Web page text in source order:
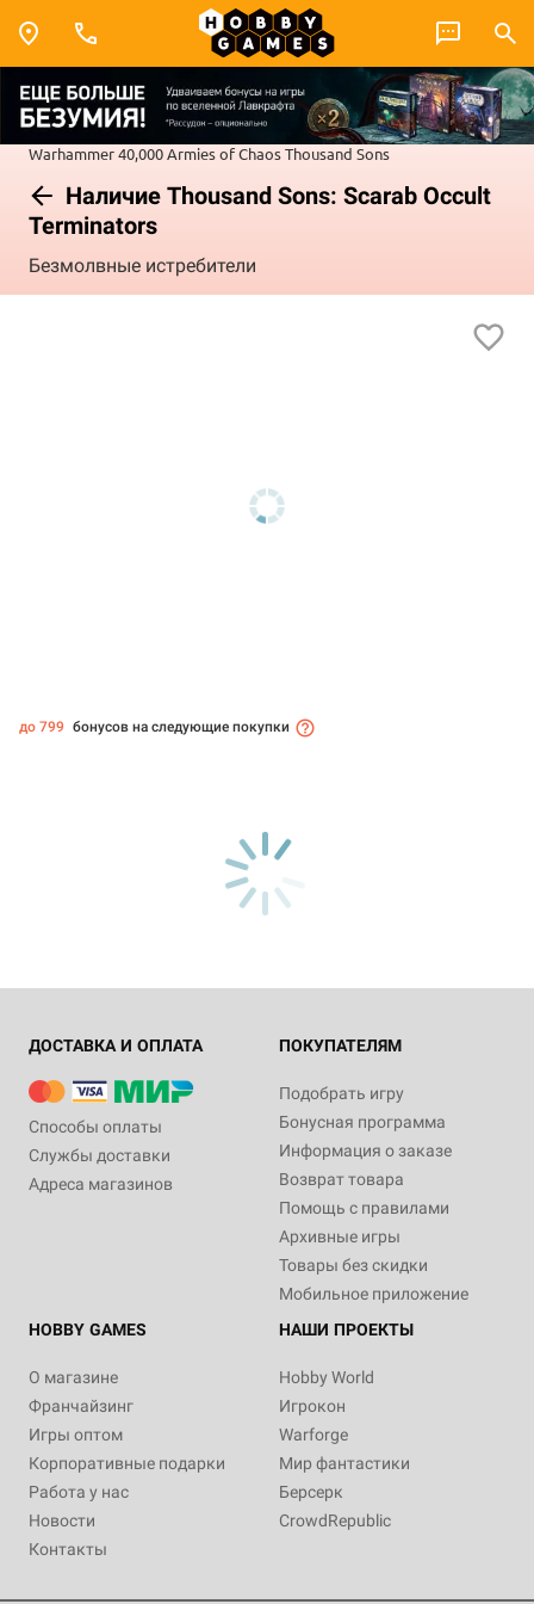
Warhammer 40,000Armies of ChaosThousand Sons
Наличие Thousand Sons: Scarab Occult
Terminators
Безмолвные истребители
до 799 бонусов на следующие покупки
ДОСТАВКА И ОПЛАТА
Способы оплаты
Службы доставки
Адреса магазинов
ПОКУПАТЕЛЯМ
Подобрать игру
Бонусная программа
Информация о заказе
Возврат товара
Помощь с правилами
Архивные игры
Товары без скидки
Мобильное приложение
HOBBY GAMES
О магазине
Франчайзинг
Игры оптом
Корпоративные подарки
Работа у нас
Новости
Контакты
НАШИ ПРОЕКТЫ
Hobby World
Игрокон
Warforge
Мир фантастики
Берсерк
CrowdRepublic